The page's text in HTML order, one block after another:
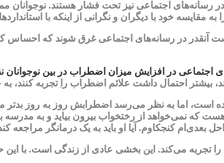
رسانه‌های اجتماعی نیز تحت فشار هستند. نوجوانان
مقایسه خود با دیگران و نگرانی از اینکه با
آنقدر در رسانه‌های اجتماعی غرق شوند که احساس
اجتماعی در افزایش میزان اضطراب در بین نوجوانان
بیشتر احتمال داشت علائم اضطراب را تجربه کنند،
که نمی‌خواهد از رختخواب بیرون بیاید و به مدرسه
بعدی‌ام کنجکاوم. آیا او باید به یک درمانگر مراجعه
عادی از زندگی است. با این حال، همه‌گیری کووید-۱۹ مطمئناً ترس و عدم اطمینان را